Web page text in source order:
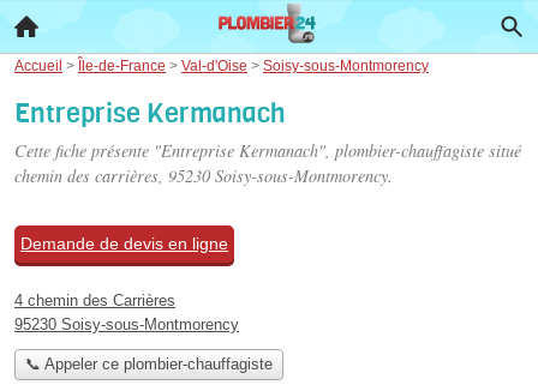
Accueil > Île-de-France > Val-d'Oise > Soisy-sous-Montmorency
Entreprise Kermanach
Cette fiche présente "Entreprise Kermanach", plombier-chauffagiste situé
chemin des carrières, 95230 Soisy-sous-Montmorency.
Demande de devis en ligne
4 chemin des Carrières
95230 Soisy-sous-Montmorency
📞 Appeler ce plombier-chauffagiste